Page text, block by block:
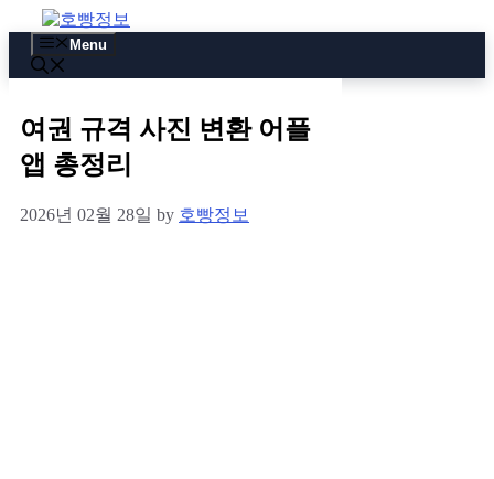
to
content
Menu
여권 규격 사진 변환 어플
앱 총정리
2026년 02월 28일 by 호빵정보